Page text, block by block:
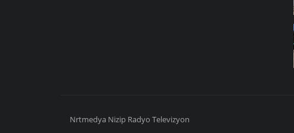
Nrtmedya Nizip Radyo Televizyon